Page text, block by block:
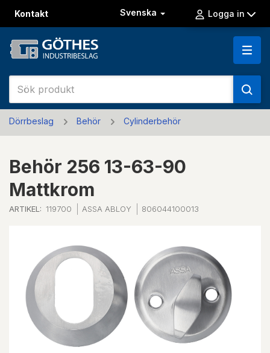
Kontakt Svenska Logga in
Dörrbeslag Behör Cylinderbehör
Behör 256 13-63-90
Mattkrom
ARTIKEL: 119700 ASSA ABLOY 806044100013